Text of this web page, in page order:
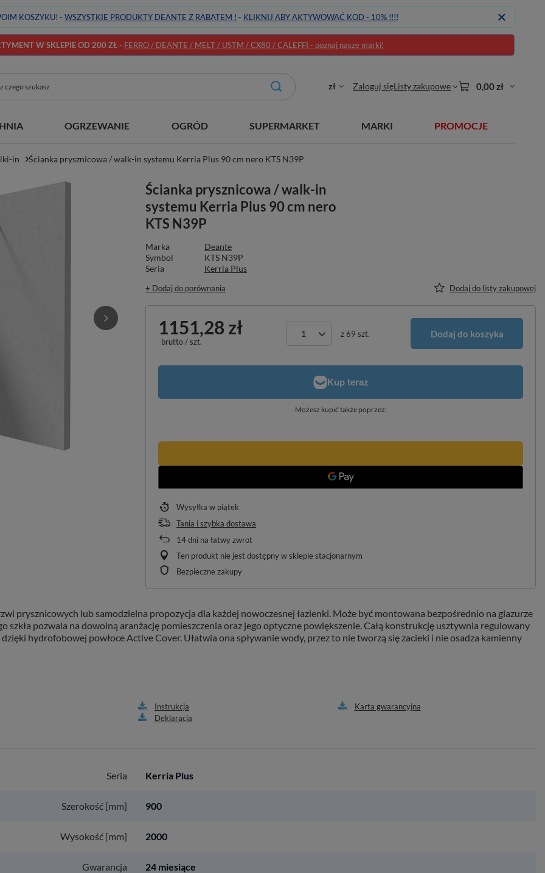
KOSZYKU! - WSZYSTKIE PRODUKTY DEANTE Z RABATEM ! - KLIKNIJ ABY AKTYWOWAĆ KOD - 10% !!!!
W SKLEPIE OD 200 ZŁ- FERRO / DEANTE / MELT / USTM / CX80 / CALEFFI - poznaj nasze marki!
zł Zaloguj sięListy zakupowe 0,00 zł
OGRZEWANIE OGRÓD SUPERMARKET MARKI PROMOCJE
in Ścianka prysznicowa / walk-in systemu Kerria Plus 90 cm nero KTS N39P
Ścianka prysznicowa / walk-in
systemu Kerria Plus 90 cm nero
KTS N39P
Marka
Deante
Symbol
KTS N39P
Seria
Kerria Plus
+ Dodaj do porównania Dodaj do listy zakupowej
1151,28 zł
brutto/szt.
z69 szt. Dodaj do koszyka
Możesz kupić także poprzez:
Wysyłka w piątek
Tania i szybka dostawa
14dni na łatwy zwrot
Ten produkt nie jest dostępny w sklepie stacjonarnym
Bezpieczne zakupy
prysznicowych lub samodzielna propozycja dla każdej nowoczesnej łazienki. Może być montowana bezpośrednio na glazurze
pozwala na dowolną aranżację pomieszczenia oraz jego optyczne powiększenie. Całą konstrukcję usztywnia regulowany
hydrofobowej powłoce Active Cover. Ułatwia ona spływanie wody, przez to nie tworzą się zacieki i nie osadza kamienny
Instrukcja
Karta gwarancyjna
Deklaracja
Seria Kerria Plus
Szerokość [mm] 900
Wysokość [mm] 2000
Gwarancja 24 miesiące